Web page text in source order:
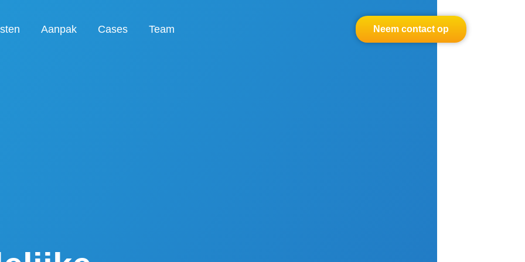
Aanpak Cases Team Neem contact op